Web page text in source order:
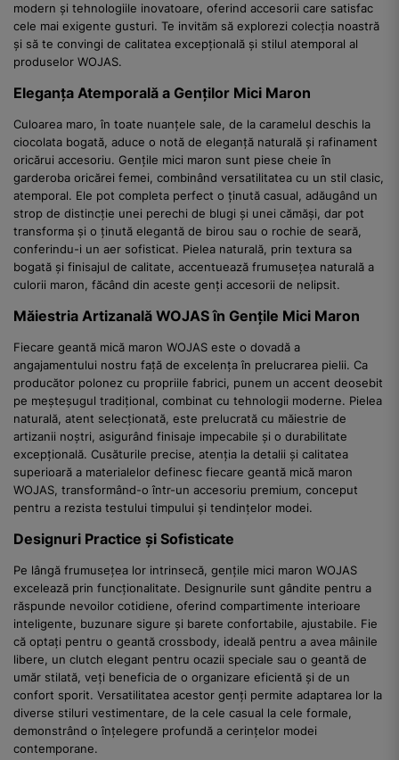
modern și tehnologiile inovatoare, oferind accesorii care satisfac
cele mai exigente gusturi. Te invităm să explorezi colecția noastră
și să te convingi de calitatea excepțională și stilul atemporal al
produselor WOJAS.
Eleganța Atemporală a Genților Mici Maron
Culoarea maro, în toate nuanțele sale, de la caramelul deschis la
ciocolata bogată, aduce o notă de eleganță naturală și rafinament
oricărui accesoriu. Gențile mici maron sunt piese cheie în
garderoba oricărei femei, combinând versatilitatea cu un stil clasic,
atemporal. Ele pot completa perfect o ținută casual, adăugând un
strop de distincție unei perechi de blugi și unei cămăși, dar pot
transforma și o ținută elegantă de birou sau o rochie de seară,
conferindu-i un aer sofisticat. Pielea naturală, prin textura sa
bogată și finisajul de calitate, accentuează frumusețea naturală a
culorii maron, făcând din aceste genți accesorii de nelipsit.
Măiestria Artizanală WOJAS în Gențile Mici Maron
Fiecare geantă mică maron WOJAS este o dovadă a
angajamentului nostru față de excelența în prelucrarea pielii. Ca
producător polonez cu propriile fabrici, punem un accent deosebit
pe meșteșugul tradițional, combinat cu tehnologii moderne. Pielea
naturală, atent selecționată, este prelucrată cu măiestrie de
artizanii noștri, asigurând finisaje impecabile și o durabilitate
excepțională. Cusăturile precise, atenția la detalii și calitatea
superioară a materialelor definesc fiecare geantă mică maron
WOJAS, transformând-o într-un accesoriu premium, conceput
pentru a rezista testului timpului și tendințelor modei.
Designuri Practice și Sofisticate
Pe lângă frumusețea lor intrinsecă, gențile mici maron WOJAS
excelează prin funcționalitate. Designurile sunt gândite pentru a
răspunde nevoilor cotidiene, oferind compartimente interioare
inteligente, buzunare sigure și barete confortabile, ajustabile. Fie
că optați pentru o geantă crossbody, ideală pentru a avea mâinile
libere, un clutch elegant pentru ocazii speciale sau o geantă de
umăr stilată, veți beneficia de o organizare eficientă și de un
confort sporit. Versatilitatea acestor genți permite adaptarea lor la
diverse stiluri vestimentare, de la cele casual la cele formale,
demonstrând o înțelegere profundă a cerințelor modei
contemporane.